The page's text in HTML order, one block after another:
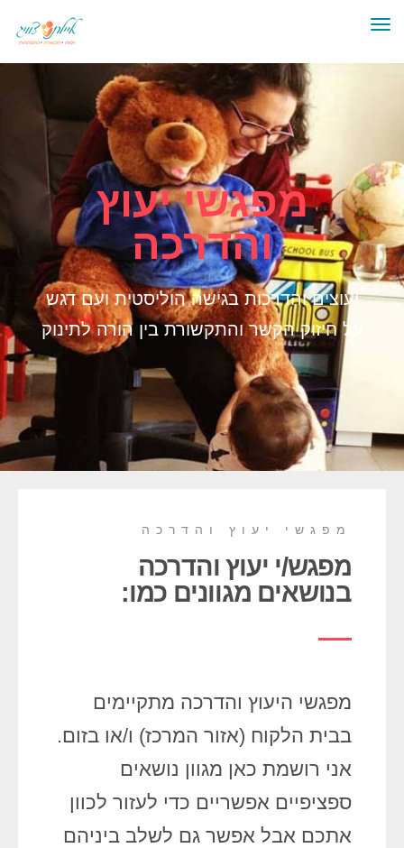
תפריט
מפגשי יעוץ
והדרכה
יעוצים והדרכות בגישה הוליסטית ועם דגש
על חיזוק הקשר והתקשורת בין הורה לתינוק
מפגשי יעוץ והדרכה
מפגש/י יעוץ והדרכה
בנושאים מגוונים כמו:
מפגשי היעוץ והדרכה מתקיימים
בבית הלקוח (אזור המרכז) ו/או בזום.
אני רושמת כאן מגוון נושאים
ספציפיים אפשריים כדי לעזור לכוון
אתכם אבל אפשר גם לשלב ביניהם